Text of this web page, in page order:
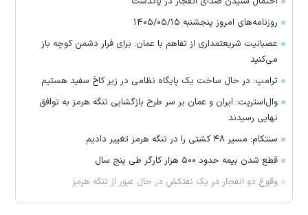
روزنامه‌های امروز پنجشنبه ۱۴۰۵/۰۵/۱۵
عصبانیت شریعتمداری از تفاهم با عمان: برای فرار دشمن کوچه باز
می‌کنید
ترامپ: در حال ساخت یک پایگاه نظامی در زیر کاخ سفید هستیم
وال‌استریت: ایران و عمان بر سر طرح بازگشایی تنگه هرمز به توافق
نهایی رسیدند
سنتکام: مسیر ۴۸ کشتی را در تنگه هرمز تغییر دادیم
قطع شدن بیمه حدود ۵۰۰ هزار کارگر طی پنج سال
وقوع دو انفجار در یک نفتکش در حال عبور از تنگه هرمز